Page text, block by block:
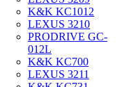
K&K KC1012
LEXUS 3210
PRODRIVE GC-
012L
K&K KC700
LEXUS 3211